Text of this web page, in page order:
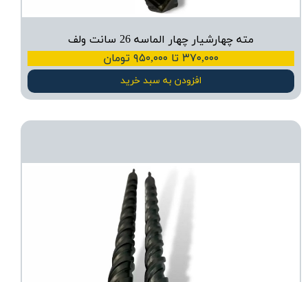
مته چهارشیار چهار الماسه 26 سانت ولف
۳۷۰,۰۰۰ تا ۹۵۰,۰۰۰ تومان
افزودن به سبد خرید